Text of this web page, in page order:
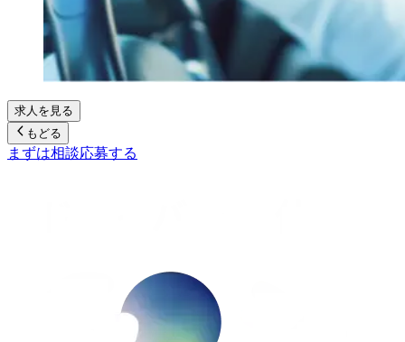
求人を見る
もどる
まずは相談応募する